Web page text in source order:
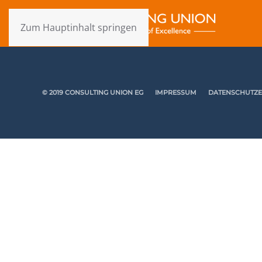
Zum Hauptinhalt springen
© 2019 CONSULTING UNION EG IMPRESSUM